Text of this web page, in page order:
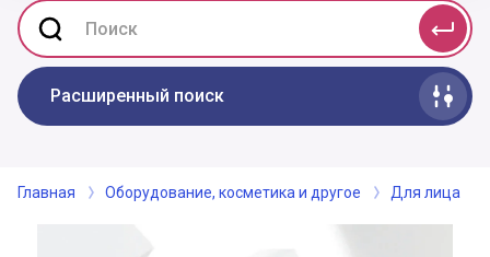
Расширенный поиск
Главная Оборудование, косметика и другое Для лица